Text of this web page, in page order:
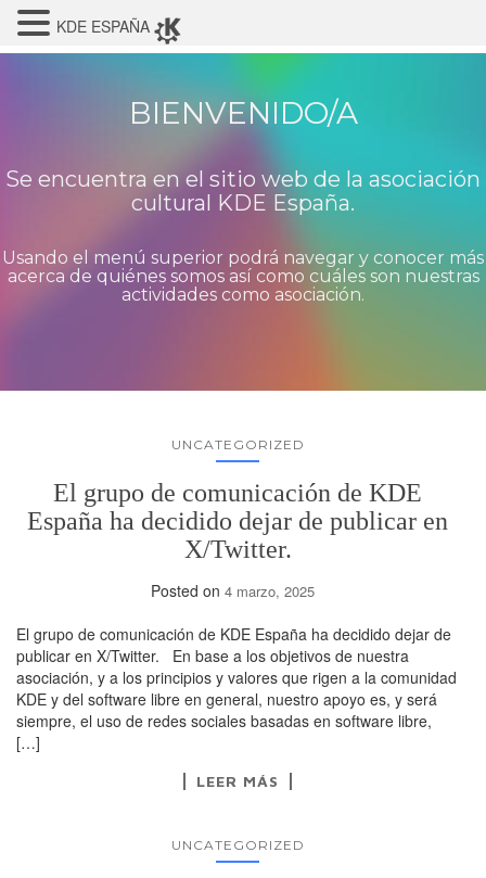
BIENVENIDO/A
Se encuentra en el sitio web de la asociación
cultural KDE España.
Usando el menú superior podrá navegar y conocer más
acerca de quiénes somos así como cuáles son nuestras
actividades como asociación.
UNCATEGORIZED
El grupo de comunicación de KDE
España ha decidido dejar de publicar en
X/Twitter.
Posted on 4 marzo, 2025
El grupo de comunicación de KDE España ha decidido dejar de
publicar en X/Twitter. En base a los objetivos de nuestra
asociación, y a los principios y valores que rigen a la comunidad
KDE y del software libre en general, nuestro apoyo es, y será
siempre, el uso de redes sociales basadas en software libre,
[…]
LEER MÁS
UNCATEGORIZED
KDE ESPAÑA